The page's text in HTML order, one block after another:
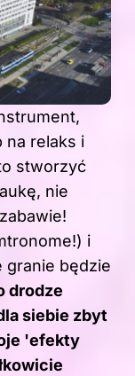
na relaks i
stworzyć
nie
i
granie będzie
drodze
siebie zbyt
'efekty